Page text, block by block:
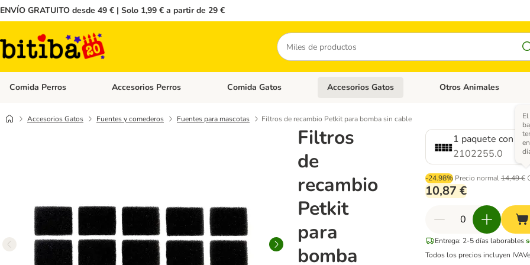
ENVÍO GRATUITO desde 49 € | Solo 1,99 € a partir de 29 €
Buscar
Comida Perros Menú de categoria abierto: Comida Perros
Accesorios Perros Menú de categoria abierto: Accesorios Perros
Comida Gatos Menú de categoria abierto: Comida Gatos
Accesorios Gatos Menú de categoria abierto:
Otros Animales
Accesorios Gatos Fuentes y comederos Fuentes para mascotas Filtros de recambio Petkit para bomba sin cable
Filtros
de
recambio
Petkit
para
bomba
1 paquete con
2102255.0
-24.98% Precio normal14,49 €
10,87 €
Entrega: 2-5 días laborables
Todos los precios incluyen IVA